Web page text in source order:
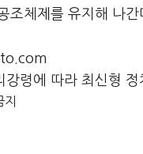
조체제를 유지해 나
령에 따라 최신형 정